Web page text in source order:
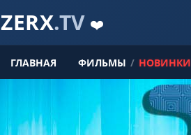
ZERX.TV ❤️
ГЛАВНАЯ ФИЛЬМЫ / НОВИНКИ